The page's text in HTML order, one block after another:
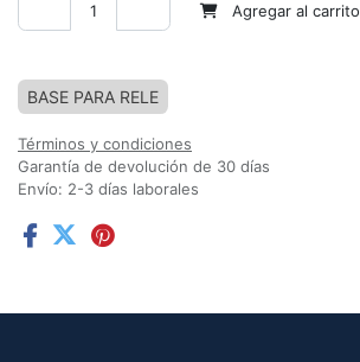
Agregar al carrito
BASE PARA RELE
Términos y condiciones
Garantía de devolución de 30 días
Envío: 2-3 días laborales